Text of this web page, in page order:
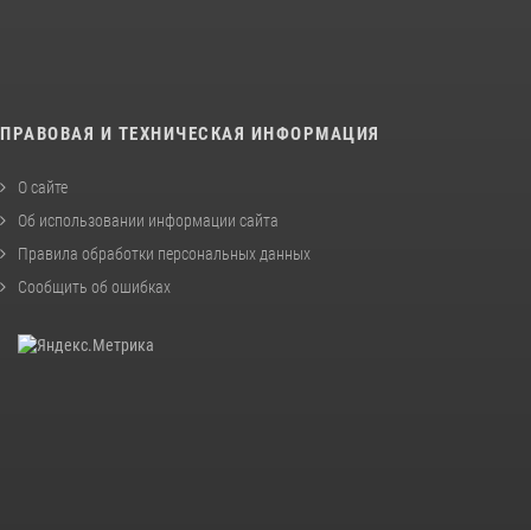
ПРАВОВАЯ И ТЕХНИЧЕСКАЯ ИНФОРМАЦИЯ
О сайте
Об использовании информации сайта
Правила обработки персональных данных
Сообщить об ошибках